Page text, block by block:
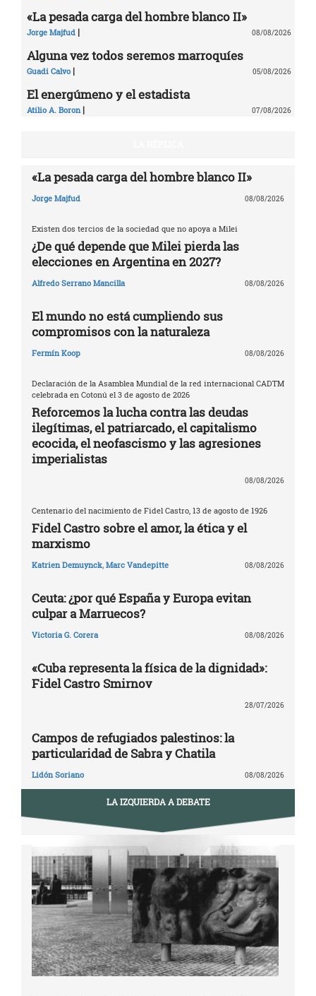
«La pesada carga del hombre blanco II»
Jorge Majfud | 08/08/2026
Alguna vez todos seremos marroquíes
Guadi Calvo | 05/08/2026
El energúmeno y el estadista
Atilio A. Boron| 07/08/2026
«La pesada carga del hombre blanco II»
Jorge Majfud 08/08/2026
Existen dos tercios de la sociedad que no apoya a Milei
¿De qué depende que Milei pierda las
elecciones en Argentina en 2027?
Alfredo Serrano Mancilla 08/08/2026
El mundo no está cumpliendo sus
compromisos con la naturaleza
Fermín Koop 08/08/2026
Declaración de la Asamblea Mundial de la red internacional CADTM
celebrada en Cotonú el 3 de agosto de 2026
Reforcemos la lucha contra las deudas
ilegítimas, el patriarcado, el capitalismo
ecocida, el neofascismo y las agresiones
imperialistas
08/08/2026
Centenario del nacimiento de Fidel Castro, 13 de agosto de 1926
Fidel Castro sobre el amor, la ética y el
marxismo
Katrien Demuynck, Marc Vandepitte 08/08/2026
Ceuta: ¿por qué España y Europa evitan
culpar a Marruecos?
Victoria G. Corera 08/08/2026
«Cuba representa la física de la dignidad»:
Fidel Castro Smirnov
28/07/2026
Campos de refugiados palestinos: la
particularidad de Sabra y Chatila
Lidón Soriano 08/08/2026
LA IZQUIERDA A DEBATE